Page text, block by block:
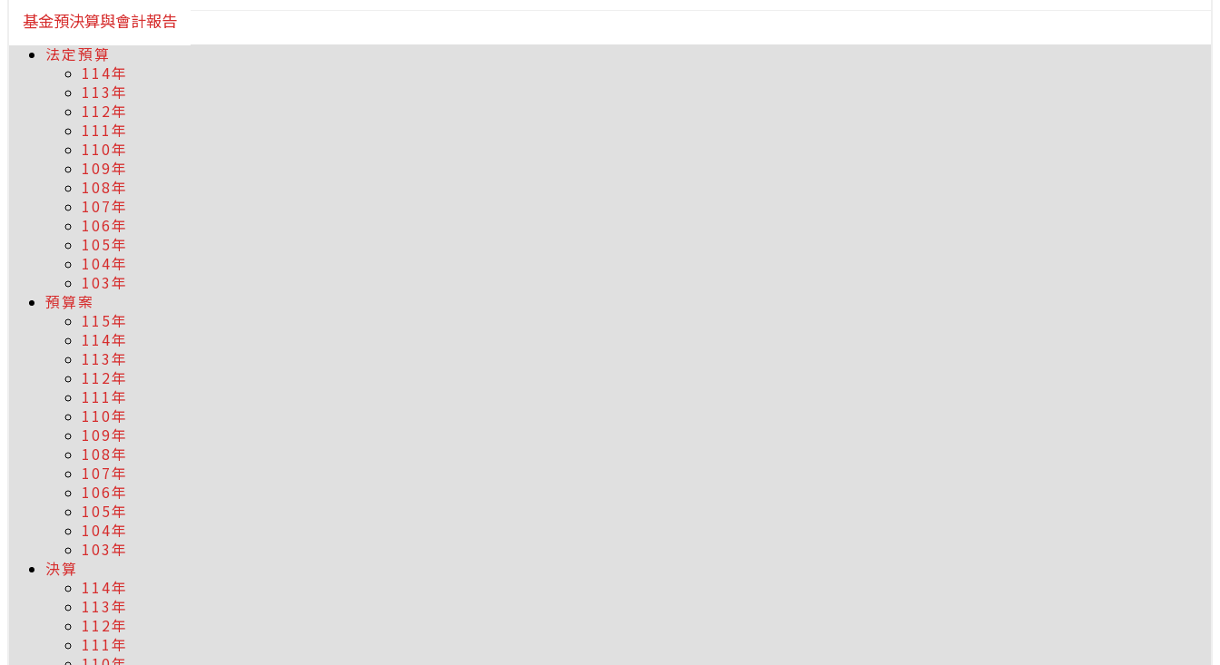
基金預決算與會計報告
法定預算
114年
113年
112年
111年
110年
109年
108年
107年
106年
105年
104年
103年
預算案
115年
114年
113年
112年
111年
110年
109年
108年
107年
106年
105年
104年
103年
決算
114年
113年
112年
111年